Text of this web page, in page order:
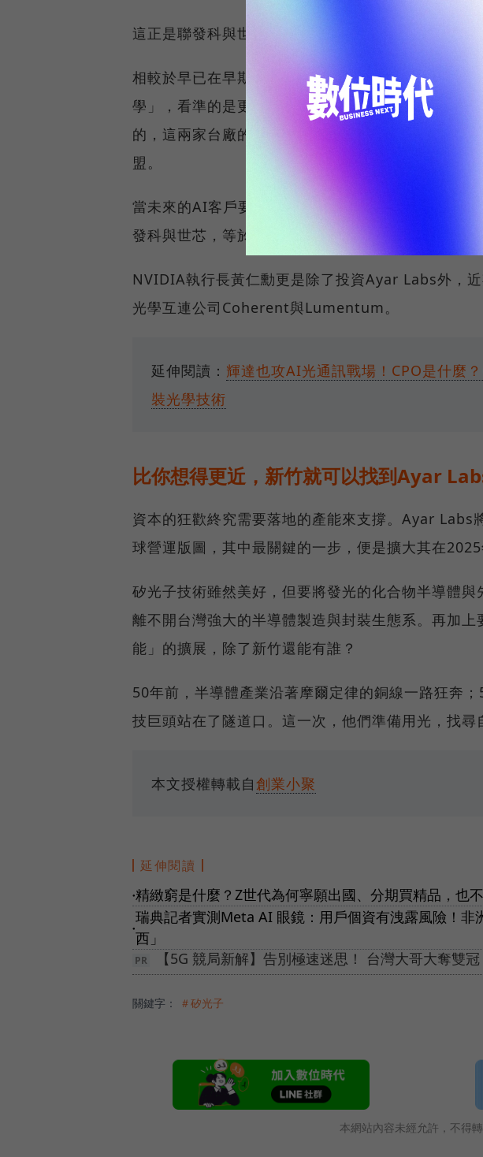
這正是聯發科與世芯-KY會在這一輪重金買票進場的原
相較於早已在早期輪次卡位的NVIDIA與AMD
學」，看準的是更龐大的客製化晶片（ASIC）商機
的，這兩家台廠的加入，進一步強化了Ayar Labs在
盟。
當未來的AI客戶要求更低延遲、更低功耗的晶片時，
發科與世芯，等於手上還有一張可能的王牌可以使用。
NVIDIA執行長黃仁勳更是除了投資Ayar Labs外，
光學互連公司Coherent與Lumentum。
延伸閱讀： 輝達也攻AI光通訊戰場！CPO是什麼
裝光學技術
比你想得更近，新竹就可以找到Ayar
資本的狂歡終究需要落地的產能來支撐。Ayar Labs
球營運版圖，其中最關鍵的一步，便是擴大其在
矽光子技術雖然美好，但要將發光的化合物半導體
離不開台灣強大的半導體製造與封裝生態系。再加
能」的擴展，除了新竹還能有誰？
50年前，半導體產業沿著摩爾定律的銅線一路狂奔
技巨頭站在了隧道口。這一次，他們準備用光，找尋
本文授權轉載自創業小聚
延伸閱讀
●精緻窮是什麼？Z世代為何寧願出國、分期買精品，也
●
瑞典記者實測Meta AI 眼鏡：用戶個資有洩露風險！非
西」
【5G 競局新解】告別極速迷思！ 台灣大哥大奪雙冠
關鍵字： ＃矽光子
本網站內容未經允許，不得轉